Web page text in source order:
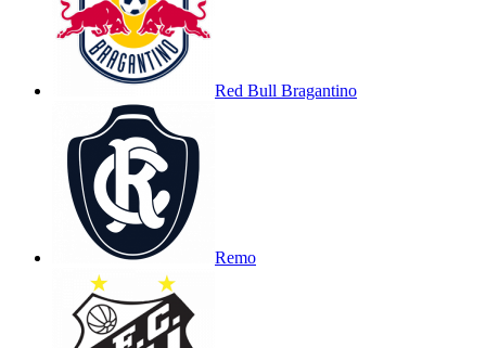
Red Bull Bragantino
Remo